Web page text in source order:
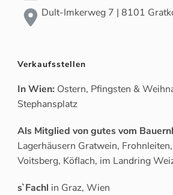
Dult-Imkerweg 7 | 8101
Verkaufsstellen
In Wien: Ostern, Pfingsten &
Stephansplatz
Als Mitglied von gutes vom
Lagerhäusern Gratwein,
Voitsberg, Köflach, im Landring
s`Fachl in Graz, Wien